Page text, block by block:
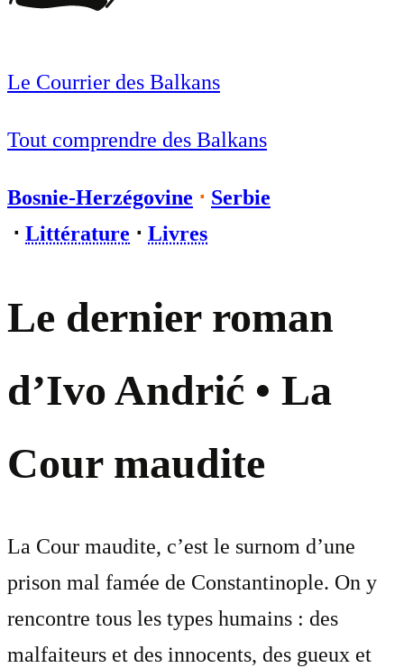
Le Courrier des Balkans
Tout comprendre des Balkans
Bosnie-Herzégovine ⋅ Serbie
⋅ Littérature ⋅ Livres
Le dernier roman
d’Ivo Andrić • La
Cour maudite
La Cour maudite, c’est le surnom d’une
prison mal famée de Constantinople. On y
rencontre tous les types humains : des
malfaiteurs et des innocents, des gueux et